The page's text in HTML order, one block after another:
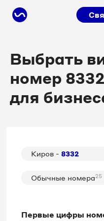
Выбрать
номер
для
Киров - 8332
Обычные номера25
Первые цифры